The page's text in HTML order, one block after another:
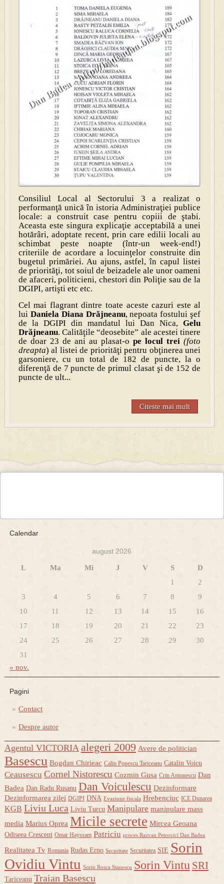
Consiliul Local al Sectorului 3 a realizat o
performanţă unică în istoria Administraţiei publice
locale: a construit case pentru copiii de ştabi.
Aceasta este singura explicaţie acceptabilă a unei
hotărâri, adoptate recent, prin care edilii locali au
schimbat peste noapte (într-un week-end!)
criteriile de acordare a locuinţelor construite din
bugetul primăriei. Au ajuns, astfel, în capul listei
de priorităţi, tot soiul de beizadele ale unor oameni
de afaceri, politicieni, chestori din Poliţie sau de la
DGIPI, artişti etc etc.
Cel mai flagrant dintre toate aceste cazuri este al
lui Daniela Diana Drăjneanu, nepoata fostului şef
de la DGIPI din mandatul lui Dan Nica,Gelu
Drăjneanu. Calităţile “deosebite” ale acestei tinere
de doar 23 de ani au plasat-ope locul trei (foto
dreapta) al listei de priorităţi pentru obţinerea unei
garsoniere, cu un total de 182 de puncte, la o
diferenţă de 7 puncte de primul clasat şi de 152 de
puncte de ult...
Citeste mai mult
Calendar
august 2026
L Ma Mi J V S
D
1
2
3
4 5 6 7 8
9
10
11 12 13 14 15
16
17
18 19 20 21 22
23
24
25 26 27 28 29
30
31
« nov.
Pagini
Contact
Despre autor
Agentul VICTORIA alegeri 2009 Avere de politician
Basescu Bogdan Chirieac Calin Popescu Tariceanu Catalin Voicu
Ceausescu Cornel Nistorescu Cozmin Gusa Crin Antonescu Dan
Badea Dan Radu Rusanu Dan Voiculescu Dezinformare
Dezinformarea zilei DGIPI DNA Evaziune fiscala Hrebenciuc ICE Dunarea
KGB Liviu Luca Liviu Turcu Manipulare manipulare mass
media Marius Oprea Micile secrete Mircea Geoana
Odiseea Crescent Omar Hayssam Patriciu proces Razvan Petrovici Dan Badea
Realitatea Tv Romania Rudas Erno Securitate Securitatea SIE Sorin
Ovidiu Vintu Sorin Rosca Stanescu Sorin Vintu SRI
Tariceanu Traian Basescu